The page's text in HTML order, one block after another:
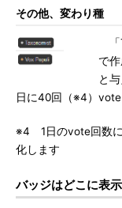
その他、変わり種
「
で
と
日に40回（※4）vote
※4 1日のvote回数に
化します
バッジはどこに表